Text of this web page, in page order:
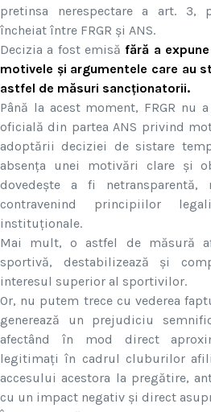
pretinsa nerespectare a art. 3,
încheiat între FRGR și ANS.
Decizia a fost emisăfără a
motivele și argumentele care au
astfel de măsuri sancționatorii.
Până la acest moment, FRGR nu
oficială din partea ANS privind
adoptării deciziei de sistare
absența unei motivări clare și
dovedește a fi netransparentă,
contravenind principiilor
instituționale.
Mai mult, o astfel de măsură
sportivă, destabilizează și
interesul superior al sportivilor.
Or, nu putem trece cu vederea
generează un prejudiciu
afectând în mod direct
legitimați în cadrul cluburilor
accesului acestora la pregătire,
cu un impact negativ și direct